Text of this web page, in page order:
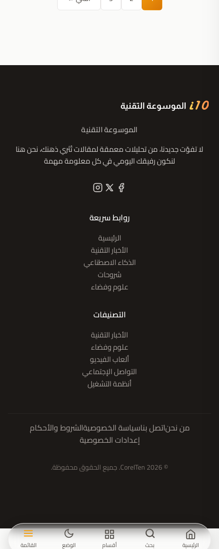
الرئيسية بحث أقسام الوضع القائمة
الموسوعة التقنية
لا تفوّت جديدنا، من تحليلات معمقة لمقالات تُثري ذهنك، نحن هنا
لنكون رفيقك اليومي في كل معلومة مهمة
روابط سريعة
الرئيسية
الأخبار التقنية
الذكاء الاصطناعي
شروحات
علوم وفضاء
التصنيفات
الأخبار التقنية
علوم وفضاء
ألعاب الفيديو
التواصل الإجتماعي
أنظمة التشغيل
من نحناتصل بناسياسة الخصوصيةالشروط والأحكام
إعدادات الخصوصية
© 2026 CoreITen. جميع الحقوق محفوظة.